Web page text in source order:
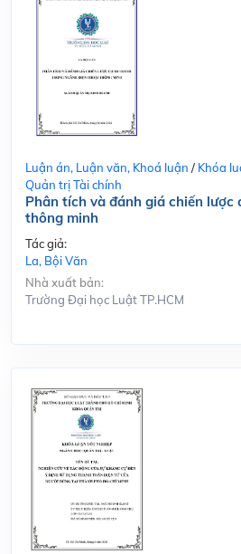
Luận án, Luận văn, Khoá luận / Khóa
Quản trị Tài chính
Phân tích và đánh giá chiến
thông minh
Tác giả:
La, Bội Văn
Nhà xuất bản:
Trường Đại học Luật TP.HCM